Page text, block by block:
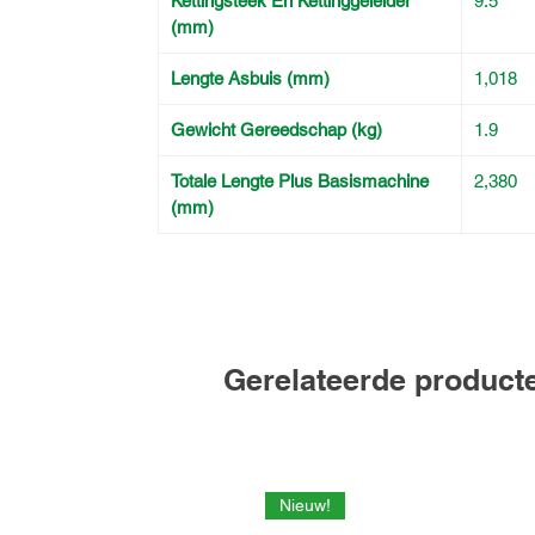
(mm)
Lengte Asbuis (mm) 1,018
Gewicht Gereedschap (kg) 1.9
Totale Lengte Plus Basismachine
(mm)
2,380
Gerelateerde
Nieuw!